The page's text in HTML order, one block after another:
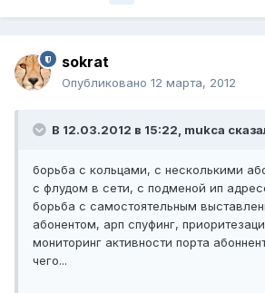
sokrat
Опубликовано 12 марта, 2012
В 12.03.2012 в 15:22, mukca
борьба с кольцами, с несколькими
с флудом в сети, с подменой ип
борьба с самостоятельным
абонентом, арп спуфинг,
мониторинг активности порта
чего...